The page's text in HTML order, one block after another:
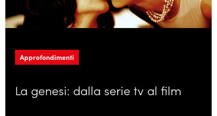
Approfondimenti
La genesi: dalla serie tv al film